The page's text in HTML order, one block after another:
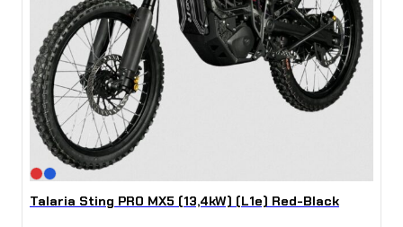
Talaria Sting PRO MX5 (13,4kW) (L1e) Red-Black